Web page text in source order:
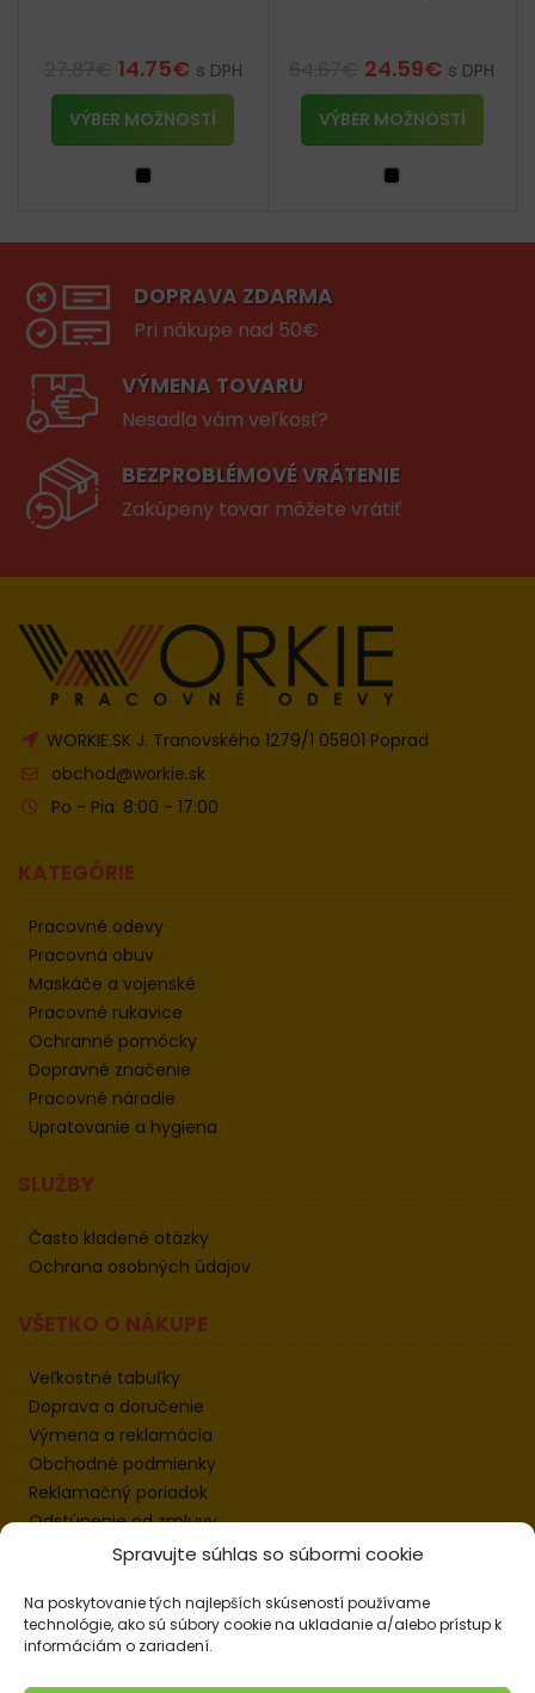
Spravujte súhlas so súbormi cookie
Na poskytovanie tých najlepších skúseností používame
technológie, ako sú súbory cookie na ukladanie a/alebo prístup k
informáciám o zariadení.
14.75€ s DPH
VÝBER MOŽNOSTÍ
24.59€ s DPH
VÝBER MOŽNOSTÍ
DOPRAVA ZDARMA
Pri nákupe nad 50€
VÝMENA TOVARU
Nesadla vám veľkosť?
BEZPROBLÉMOVÉ VRÁTENIE
Zakúpeny tovar môžete vrátiť
WORKIE.SK J. Tranovského 1279/1 05801 Poprad
obchod@workie.sk
Po - Pia: 8:00 - 17:00
KATEGÓRIE
Pracovné odevy
Pracovná obuv
Maskáče a vojenské
Pracovné rukavice
Ochranné pomôcky
Dopravné značenie
Pracovné náradie
Upratovanie a hygiena
SLUŽBY
Často kladené otázky
Ochrana osobných údajov
VŠETKO O NÁKUPE
Veľkostné tabuľky
Doprava a doručenie
Výmena a reklamácia
Obchodné podmienky
Reklamačný poriadok
Odstúpenie od zmluvy
Informácie k odstúpeniu
Nastavenie cookies